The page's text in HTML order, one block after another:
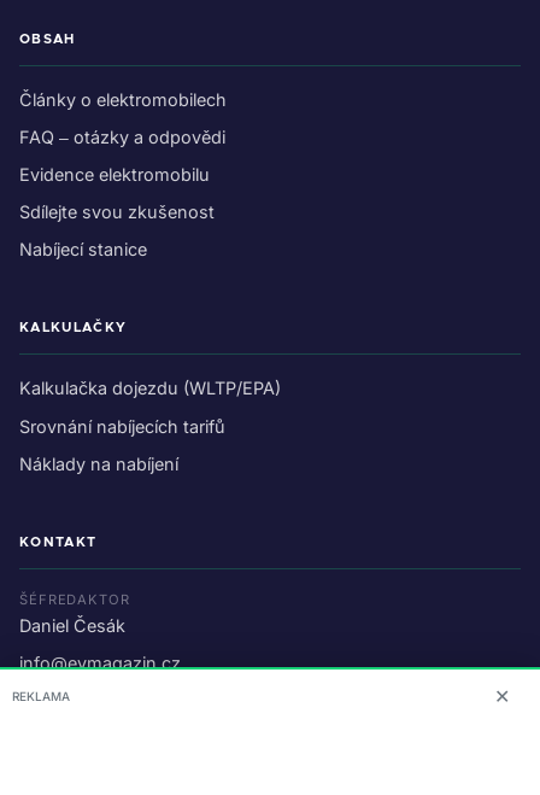
OBSAH
Články o elektromobilech
FAQ – otázky a odpovědi
Evidence elektromobilu
Sdílejte svou zkušenost
Nabíjecí stanice
KALKULAČKY
Kalkulačka dojezdu (WLTP/EPA)
Srovnání nabíjecích tarifů
Náklady na nabíjení
KONTAKT
ŠÉFREDAKTOR
Daniel Česák
info@evmagazin.cz
O nás
REKLAMA ✕